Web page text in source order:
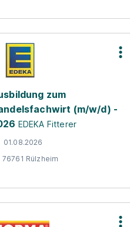
zum
(m/w/d) -
EDEKA Fitterer
01.08.2026
76761 Rülzheim